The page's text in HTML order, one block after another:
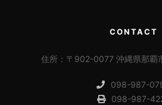
CONTACT
住所：〒902-0077 沖縄県那覇
098-987-
098-987-